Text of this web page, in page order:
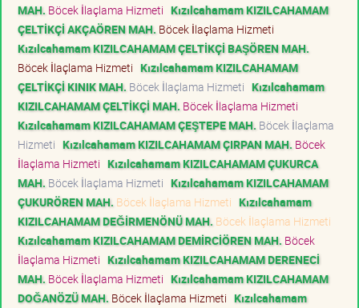
MAH. Böcek İlaçlama Hizmeti Kızılcahamam KIZILCAHAMAM
ÇELTİKÇİ AKÇAÖREN MAH. Böcek İlaçlama Hizmeti
Kızılcahamam KIZILCAHAMAM ÇELTİKÇİ BAŞÖREN MAH.
Böcek İlaçlama Hizmeti Kızılcahamam KIZILCAHAMAM
ÇELTİKÇİ KINIK MAH. Böcek İlaçlama Hizmeti Kızılcahamam
KIZILCAHAMAM ÇELTİKÇİ MAH. Böcek İlaçlama Hizmeti
Kızılcahamam KIZILCAHAMAM ÇEŞTEPE MAH. Böcek İlaçlama
Hizmeti Kızılcahamam KIZILCAHAMAM ÇIRPAN MAH. Böcek
İlaçlama Hizmeti Kızılcahamam KIZILCAHAMAM ÇUKURCA
MAH. Böcek İlaçlama Hizmeti Kızılcahamam KIZILCAHAMAM
ÇUKURÖREN MAH. Böcek İlaçlama Hizmeti Kızılcahamam
KIZILCAHAMAM DEĞİRMENÖNÜ MAH. Böcek İlaçlama Hizmeti
Kızılcahamam KIZILCAHAMAM DEMİRCİÖREN MAH. Böcek
İlaçlama Hizmeti Kızılcahamam KIZILCAHAMAM DERENECİ
MAH. Böcek İlaçlama Hizmeti Kızılcahamam KIZILCAHAMAM
DOĞANÖZÜ MAH. Böcek İlaçlama Hizmeti Kızılcahamam